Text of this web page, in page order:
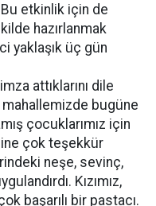
etkinlik için de
hazırlanmak
yaklaşık üç gün
attıklarını dile
mahallemizde bugüne
çocuklarımız için
çok teşekkür
neşe, sevinç,
Kızımız,
başarılı bir pastacı.